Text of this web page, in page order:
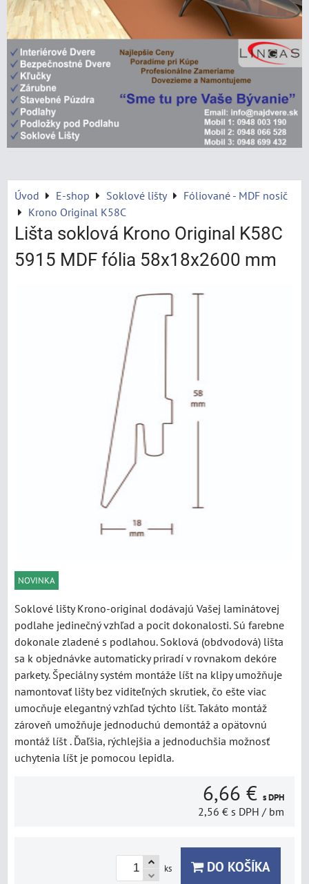
Úvod E-shop Soklové lišty
Fóliované - MDF nosič
Krono Original K58C
Lišta soklová Krono Original K58C
5915 MDF fólia 58x18x2600 mm
NOVINKA
Soklové lišty Krono-original dodávajú Vašej laminátovej
podlahe jedinečný vzhľad a pocit dokonalosti. Sú farebne
dokonale zladené s podlahou. Soklová (obdvodová) lišta
sa k objednávke automaticky priradí v rovnakom dekóre
parkety. Špeciálny systém montáže líšt na klipy umožňuje
namontovať lišty bez viditeľných skrutiek, čo ešte viac
umocňuje elegantný vzhľad týchto líšt. Takáto montáž
zároveň umožňuje jednoduchú demontáž a opätovnú
montáž líšt . Ďaľšia, rýchlejšia a jednoduchšia možnosť
uchytenia líšt je pomocou lepidla.
6,66 € s DPH
2,56 € s DPH / bm
ks DO KOŠÍKA